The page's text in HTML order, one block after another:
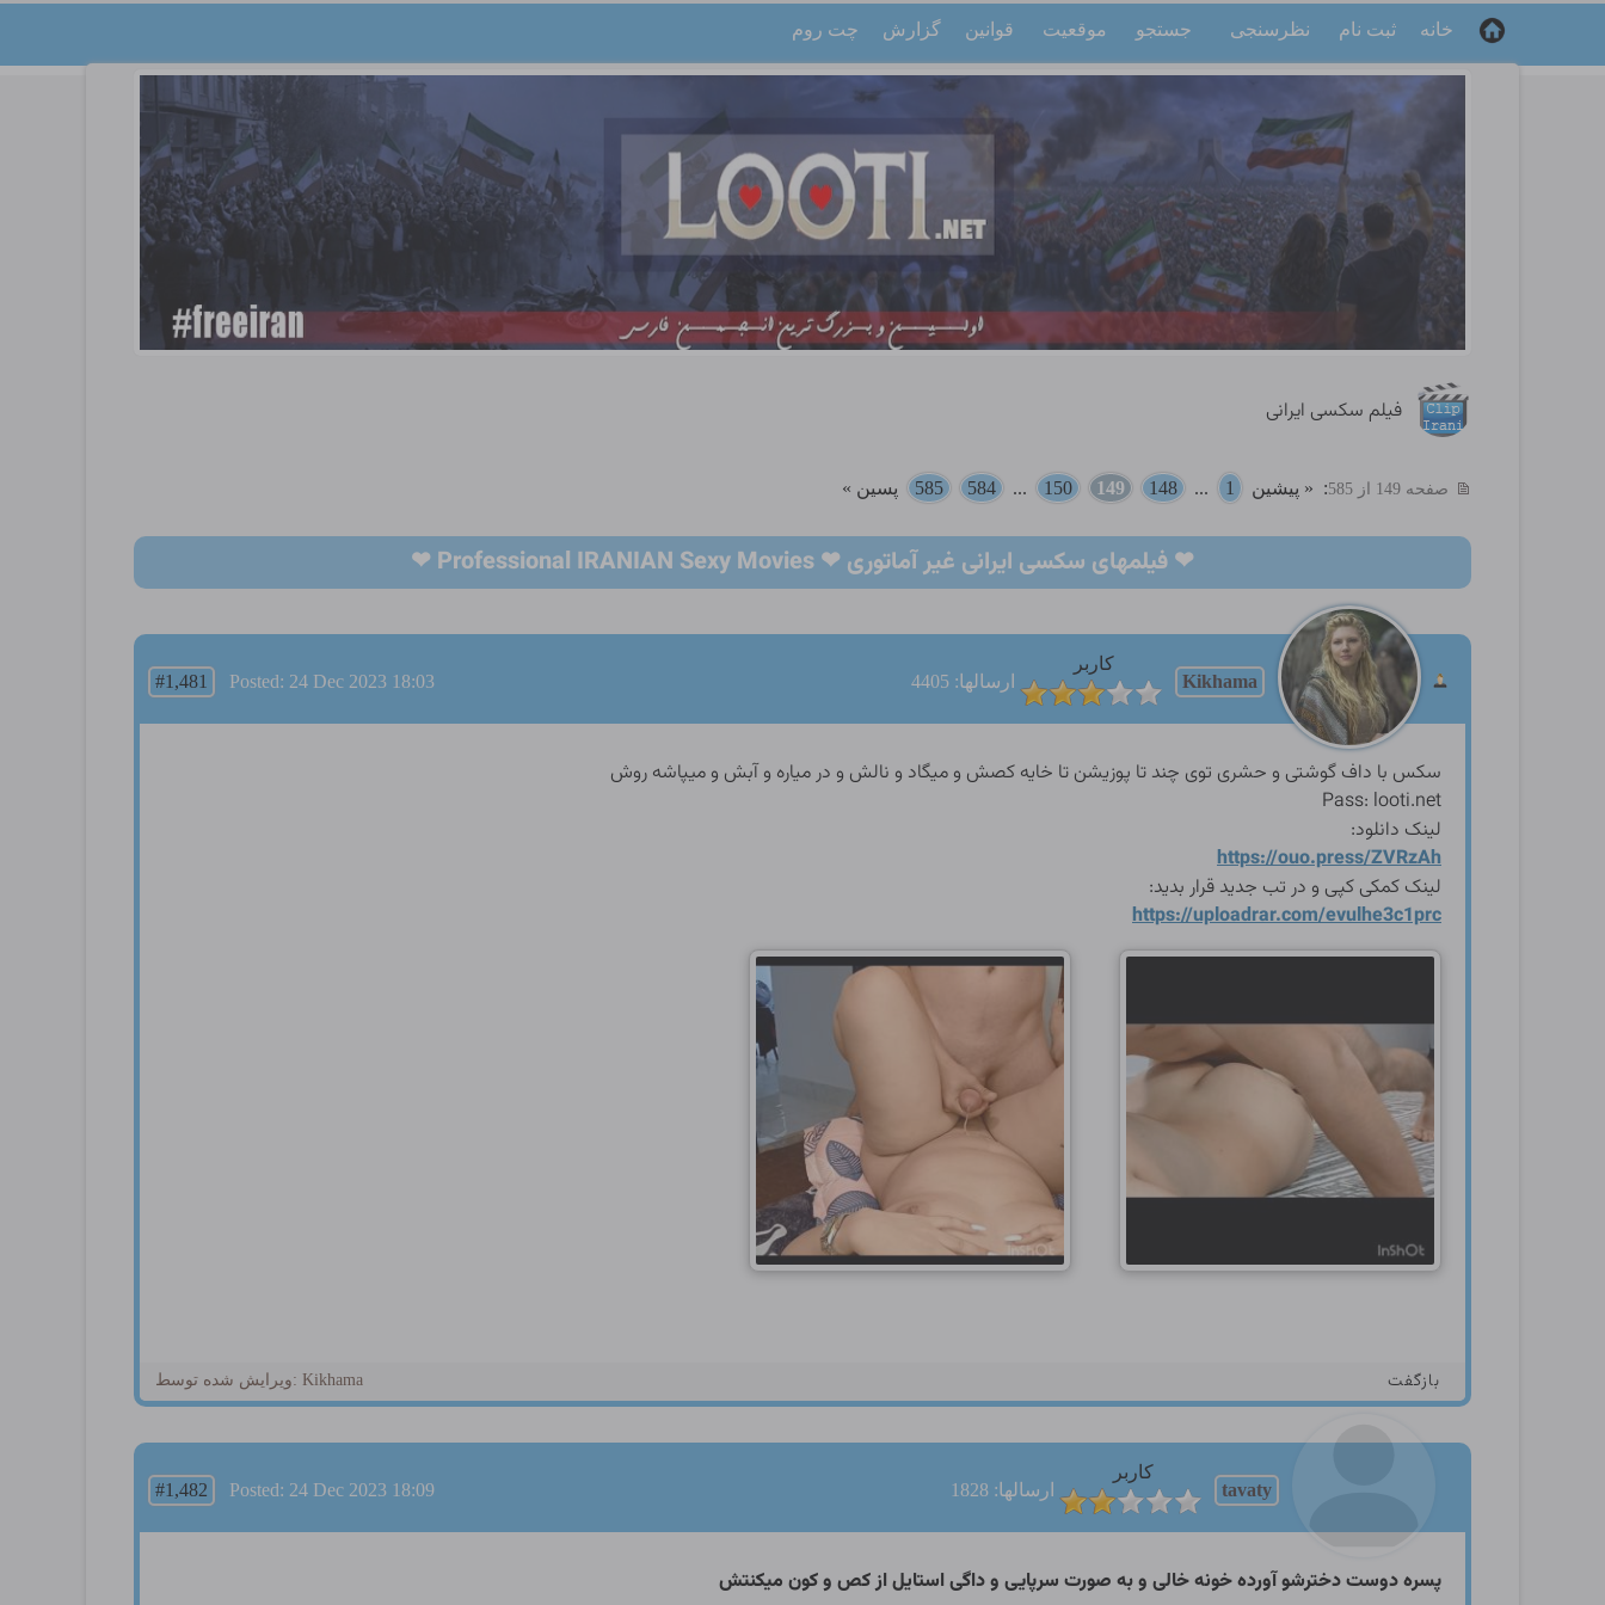
خانه ثبت نام نظرسنجی جستجو موقعیت قوانین گزارش چت روم
فیلم سکسی ایرانی
صفحه 149 از 585 : « پیشین 1
...
148
149
150
...
584
585 پسین »
❤ فیلمهای سکسی ایرانی غیر آماتوری ❤ Professional IRANIAN Sexy Movies ❤
Kikhama
کاربر
ارسالها: 4405
#1,481 Posted: 24 Dec 2023 18:03
سکس با داف گوشتی و حشری توی چند تا پوزیشن تا خایه کصش و میگاد و نالش و در میاره و آبش و میپاشه روش
Pass: looti.net
لینک دانلود:
https://ouo.press/ZVRzAh
لینک کمکی کپی و در تب جدید قرار بدید:
https://uploadrar.com/evulhe3c1prc
بازگفت ویرایش شده توسط: Kikhama
tavaty
کاربر
ارسالها: 1828
#1,482 Posted: 24 Dec 2023 18:09
پسره دوست دخترشو آورده خونه خالی و به صورت سرپایی و داگی استایل از کص و کون میکنتش